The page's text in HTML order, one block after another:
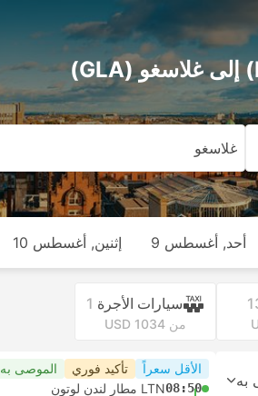
غلاسغو
أحد, أغسطس 9 إثنين, أغسطس 10
سيارات الأجرة 1
من USD 1034
به
الأقل سعراً تأكيد فوري الموصى به
08:50LTN مطار لندن لوتون